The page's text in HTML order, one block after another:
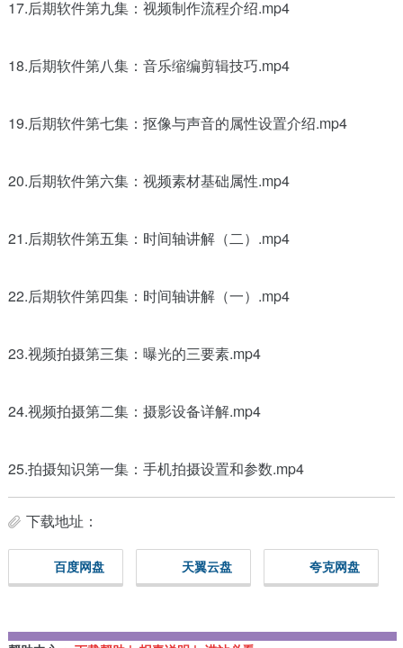
17.后期软件第九集：视频制作流程介绍.mp4
18.后期软件第八集：音乐缩编剪辑技巧.mp4
19.后期软件第七集：抠像与声音的属性设置介绍.mp4
20.后期软件第六集：视频素材基础属性.mp4
21.后期软件第五集：时间轴讲解（二）.mp4
22.后期软件第四集：时间轴讲解（一）.mp4
23.视频拍摄第三集：曝光的三要素.mp4
24.视频拍摄第二集：摄影设备详解.mp4
25.拍摄知识第一集：手机拍摄设置和参数.mp4
下载地址：
百度网盘 天翼云盘 夸克网盘